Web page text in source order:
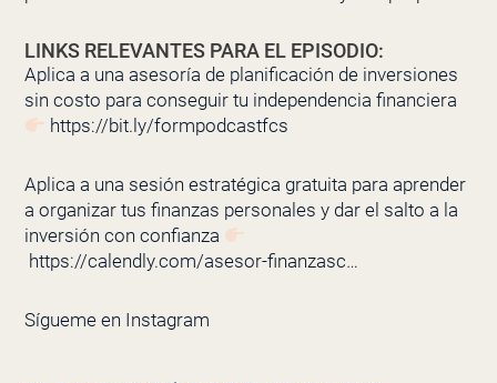
LINKS RELEVANTES PARA EL EPISODIO:
Aplica a una asesoría de planificación de inversiones
sin costo para conseguir tu independencia financiera
https://bit.ly/formpodcastfcs
Aplica a una sesión estratégica gratuita para aprender
a organizar tus finanzas personales y dar el salto a la
inversión con confianza
https://calendly.com/asesor-finanzasc…
Sígueme en Instagram